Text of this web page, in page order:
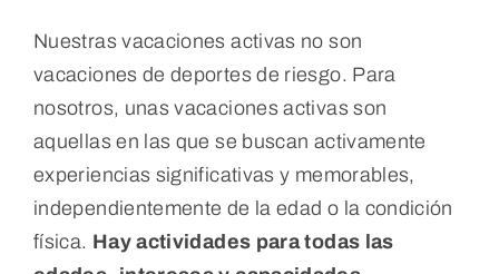
España
Portugal
Quiénes Somos
Nuestras vacaciones activas no son
vacaciones de deportes de riesgo. Para
nosotros, unas vacaciones activas son
aquellas en las que se buscan activamente
experiencias significativas y memorables,
independientemente de la edad o la condición
física. Hay actividades para todas las